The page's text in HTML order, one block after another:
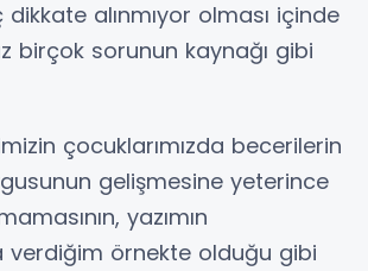
alınmıyor olması içinde
birçok sorunun kaynağı gibi
çocuklarımızda becerilerin
gelişmesine yeterince
yazımın
verdiğim örnekte olduğu gibi